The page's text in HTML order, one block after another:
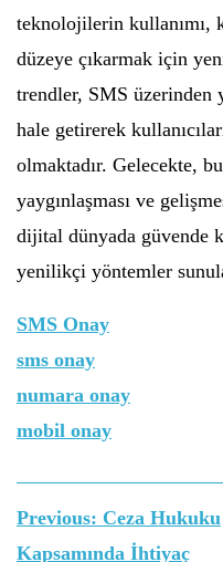
teknolojilerin kullanımı,
düzeye çıkarmak için
trendler, SMS üzerinden
hale getirerek
olmaktadır. Gelecekte,
yaygınlaşması ve
dijital dünyada güvende
yenilikçi yöntemler
SMS Onay
sms onay
numara onay
mobil onay
Yazı
gezinmesi
Previous: Ceza Hukuku
Kapsamında İhtiyaç